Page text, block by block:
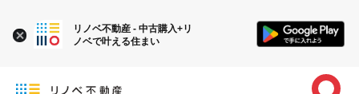
リノベ不動産 - 中古購入+リ
ノベで叶える住まい